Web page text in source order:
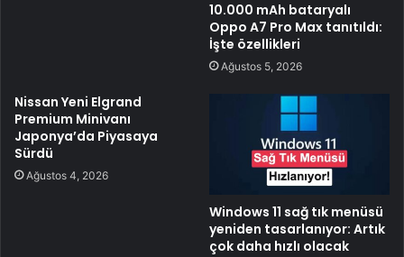
10.000 mAh bataryalı
Oppo A7 Pro Max tanıtıldı:
İşte özellikleri
Ağustos 5, 2026
Nissan Yeni Elgrand
Premium Minivanı
Japonya’da Piyasaya
Sürdü
Ağustos 4, 2026
Windows 11 sağ tık menüsü
yeniden tasarlanıyor: Artık
çok daha hızlı olacak